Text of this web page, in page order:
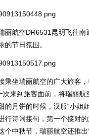
航空DR6531昆明飞往南
节日氛围。
坐瑞丽航空的广大旅客，
次来到旅客面前，将瑞丽
月饼的时候，汉服“小姐
行诗词接句，第一个接对
中秋节，瑞丽航空还推出